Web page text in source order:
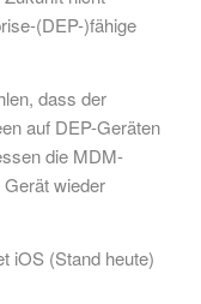
(DEP-)fähige
dass der
auf DEP-Geräten
die MDM-
wieder
iOS (Stand heute)